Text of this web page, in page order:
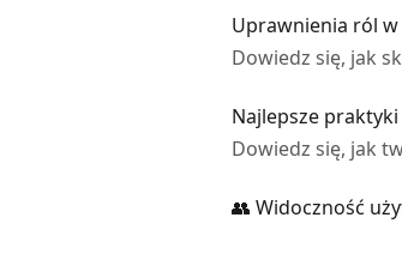
Uprawnienia ról
Dowiedz się, jak
Najlepsze
Dowiedz się, jak
👥 Widoczność